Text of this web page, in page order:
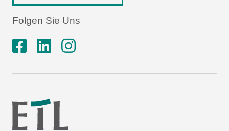
Folgen Sie Uns